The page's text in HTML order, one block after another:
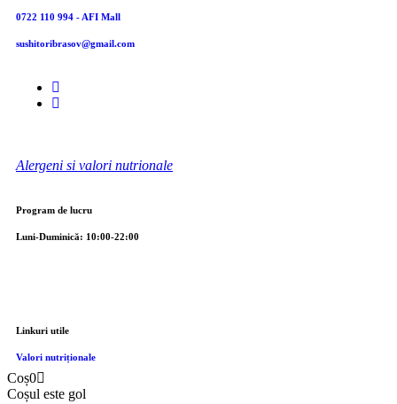
0722 110 994 - AFI Mall
sushitoribrasov@gmail.com
Alergeni si valori nutrionale
Program de lucru
Luni-Duminică: 10:00-22:00
Linkuri utile
Valori nutriționale
Coș0
Coșul este gol